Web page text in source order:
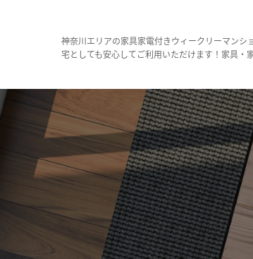
神奈川エリアの家具家電付きウィークリーマン
宅としても安心してご利用いただけます！家具・